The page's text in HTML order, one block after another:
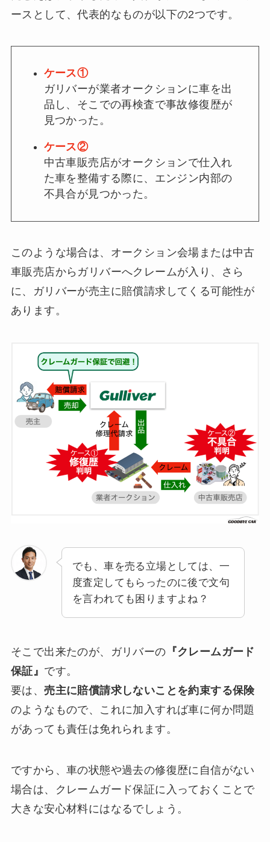
ースとして、代表的なものが以下の2つです。
ケース①
ガリバーが業者オークションに車を出
品し、そこでの再検査で事故修復歴が
見つかった。
ケース②
中古車販売店がオークションで仕入れ
た車を整備する際に、エンジン内部の
不具合が見つかった。
このような場合は、オークション会場または中古
車販売店からガリバーへクレームが入り、さら
に、ガリバーが売主に賠償請求してくる可能性が
あります。
でも、車を売る立場としては、一
度査定してもらったのに後で文句
を言われても困りますよね？
そこで出来たのが、ガリバーの 『クレームガード
保証』 です。
要は、売主に賠償請求しないことを約束する保険
のようなもので、これに加入すれば車に何か問題
があっても責任は免れられます。
ですから、車の状態や過去の修復歴に自信がない
場合は、クレームガード保証に入っておくことで
大きな安心材料にはなるでしょう。